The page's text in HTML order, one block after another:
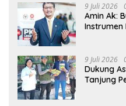
9 Juli 2026
Amin Ak:
Instrumen
9 Juli 2026
Dukung
Tanjung